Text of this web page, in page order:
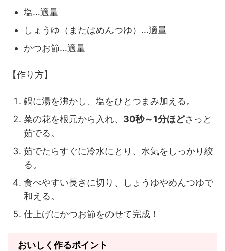
塩…適量
しょうゆ（またはめんつゆ）…適量
かつお節…適量
【作り方】
鍋に湯を沸かし、塩をひとつまみ加える。
菜の花を根元から入れ、 30秒～1分ほどさっと
茹でる。
茹でたらすぐに冷水にとり、水気をしっかり絞
る。
食べやすい長さに切り、しょうゆやめんつゆで
和える。
仕上げにかつお節をのせて完成！
おいしく作るポイント